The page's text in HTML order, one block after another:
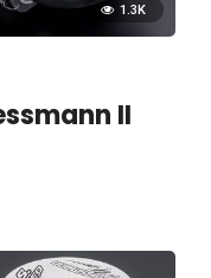
1.3K
II